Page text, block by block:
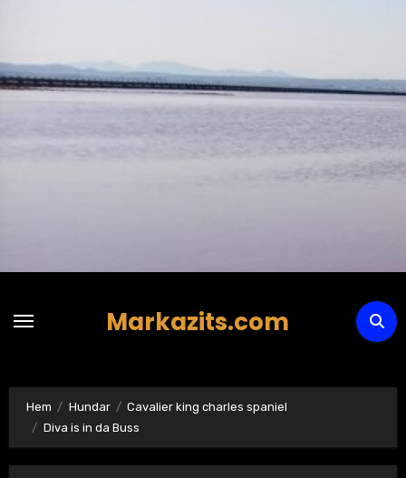
innehåll
Markazits.com
Hem Hundar
Cavalier king charles spaniel
Diva is in da Buss